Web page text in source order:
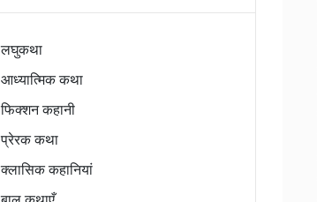
लघुकथा
आध्यात्मिक कथा
फिक्शन कहानी
प्रेरक कथा
क्लासिक कहानियां